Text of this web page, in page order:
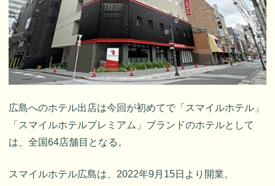
広島へのホテル出店は今回が初めてで「スマイルホテル」
「スマイルホテルプレミアム」ブランドのホテルとして
は、全国64店舗目となる。
スマイルホテル広島は、2022年9月15日より開業。